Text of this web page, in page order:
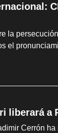
la
el
liberará a
Cerrón